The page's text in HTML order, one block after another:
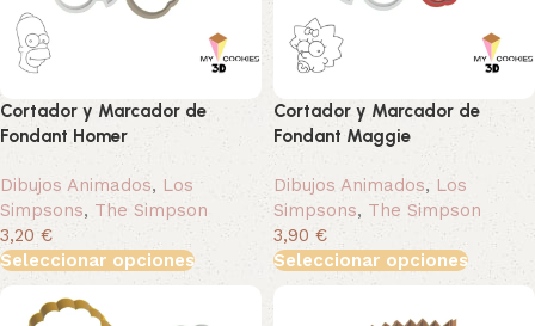
Cortador y Marcador de
Fondant Homer
Dibujos Animados, Los
Simpsons, The Simpson
3,20 €
Seleccionar opciones
Cortador y Marcador de
Fondant Maggie
Dibujos Animados, Los
Simpsons, The Simpson
3,90 €
Seleccionar opciones